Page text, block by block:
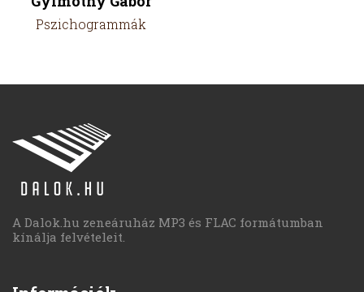
Pszichogrammák
A Dalok.hu zeneáruház MP3 és FLAC formátumban
kínálja felvételeit.